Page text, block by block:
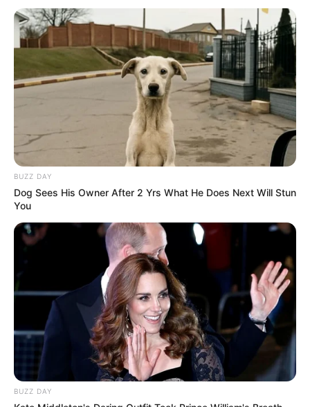
BUZZ DAY
Dog Sees His Owner After 2 Yrs What He Does Next Will Stun
You
BUZZ DAY